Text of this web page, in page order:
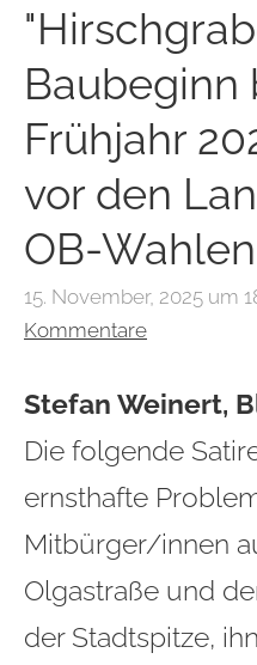
Baubeginn
Frühjahr
vor den
OB-
15. November, 2025 um
Kommentare
Stefan Weinert,
Die folgende
ernsthafte
Mitbürger/innen
Olgastraße und
der Stadtspitze,